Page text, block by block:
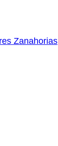
Zanahorias